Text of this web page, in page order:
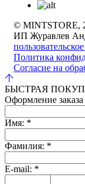
© MINTSTORE,
ИП Журавлев
Политика
Согласие на
БЫСТРАЯ
Оформление заказа
Имя: *
Фамилия: *
E-mail: *